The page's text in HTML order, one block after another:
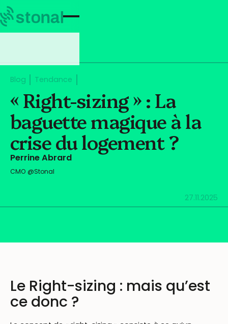
Blog Tendance
« Right-sizing » : La
baguette magique à la
crise du logement ?
Perrine Abrard
CMO @Stonal
27.11.2025
Le Right-sizing : mais qu’est
ce donc ?